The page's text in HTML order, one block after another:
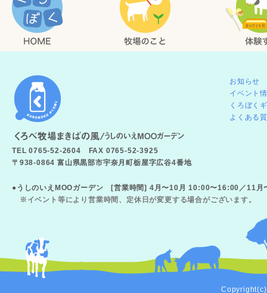
TEL 0765-52-2604 FAX 0765-52-3925
〒938-0864 富山県黒部市宇奈月町栃屋字広谷4番地
お知らせ
イベント
くろぼく
よくある
●うしのいえMOOガーデン [営業時間] 4月〜10月 10:00〜16:00／11
※イベント等により営業時間、定休日が変更する場合がございます。